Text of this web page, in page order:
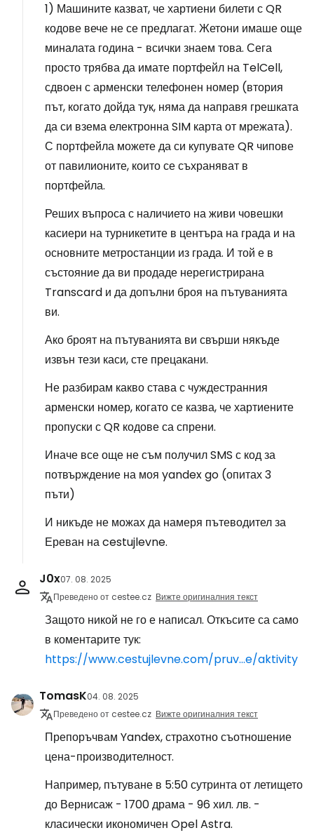
1) Машините казват, че хартиени билети с QR
кодове вече не се предлагат. Жетони имаше още
миналата година - всички знаем това. Сега
просто трябва да имате портфейл на TelCell,
сдвоен с арменски телефонен номер (втория
път, когато дойда тук, няма да направя грешката
да си взема електронна SIM карта от мрежата).
С портфейла можете да си купувате QR чипове
от павилионите, които се съхраняват в
портфейла.
Реших въпроса с наличието на живи човешки
касиери на турникетите в центъра на града и на
основните метростанции из града. И той е в
състояние да ви продаде нерегистрирана
Transcard и да допълни броя на пътуванията
ви.
Ако броят на пътуванията ви свърши някъде
извън тези каси, сте прецакани.
Не разбирам какво става с чуждестранния
арменски номер, когато се казва, че хартиените
пропуски с QR кодове са спрени.
Иначе все още не съм получил SMS с код за
потвърждение на моя yandex go (опитах 3
пъти)
И никъде не можах да намеря пътеводител за
Ереван на cestujlevne.
J0x07. 08. 2025
Преведено от cestee.cz Вижте оригиналния текст
Защото никой не го е написал. Откъсите са само
в коментарите тук:
https://www.cestujlevne.com/pruv...e/aktivity
TomasK04. 08. 2025
Преведено от cestee.cz Вижте оригиналния текст
Препоръчвам Yandex, страхотно съотношение
цена-производителност.
Например, пътуване в 5:50 сутринта от летището
до Вернисаж - 1700 драма - 96 хил. лв. -
класически икономичен Opel Astra.